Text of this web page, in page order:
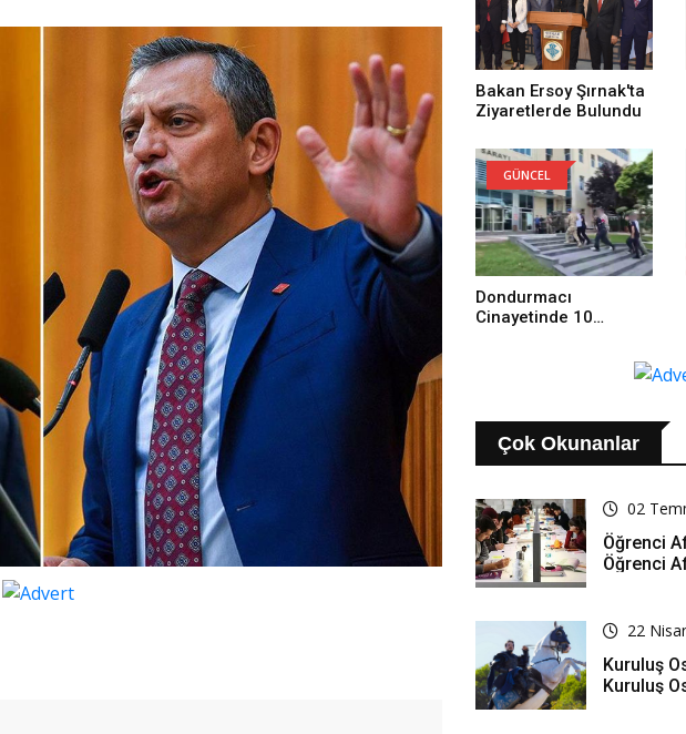
Bakan Ersoy Şırnak'ta
Ziyaretlerde Bulundu
GÜNCEL
Dondurmacı
Cinayetinde 10
Çok Okunanlar
02
Öğrenci
Öğrenci
22
Kuruluş
Kuruluş